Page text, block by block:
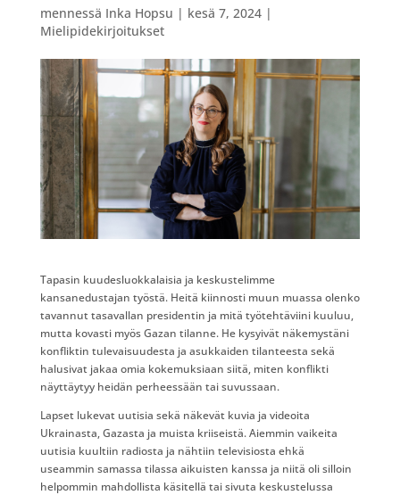
mennessä Inka Hopsu | kesä 7, 2024|
Mielipidekirjoitukset
Tapasin kuudesluokkalaisia ja keskustelimme
kansanedustajan työstä. Heitä kiinnosti muun muassa olenko
tavannut tasavallan presidentin ja mitä työtehtäviini kuuluu,
mutta kovasti myös Gazan tilanne. He kysyivät näkemystäni
konfliktin tulevaisuudesta ja asukkaiden tilanteesta sekä
halusivat jakaa omia kokemuksiaan siitä, miten konflikti
näyttäytyy heidän perheessään tai suvussaan.
Lapset lukevat uutisia sekä näkevät kuvia ja videoita
Ukrainasta, Gazasta ja muista kriiseistä. Aiemmin vaikeita
uutisia kuultiin radiosta ja nähtiin televisiosta ehkä
useammin samassa tilassa aikuisten kanssa ja niitä oli silloin
helpommin mahdollista käsitellä tai sivuta keskustelussa